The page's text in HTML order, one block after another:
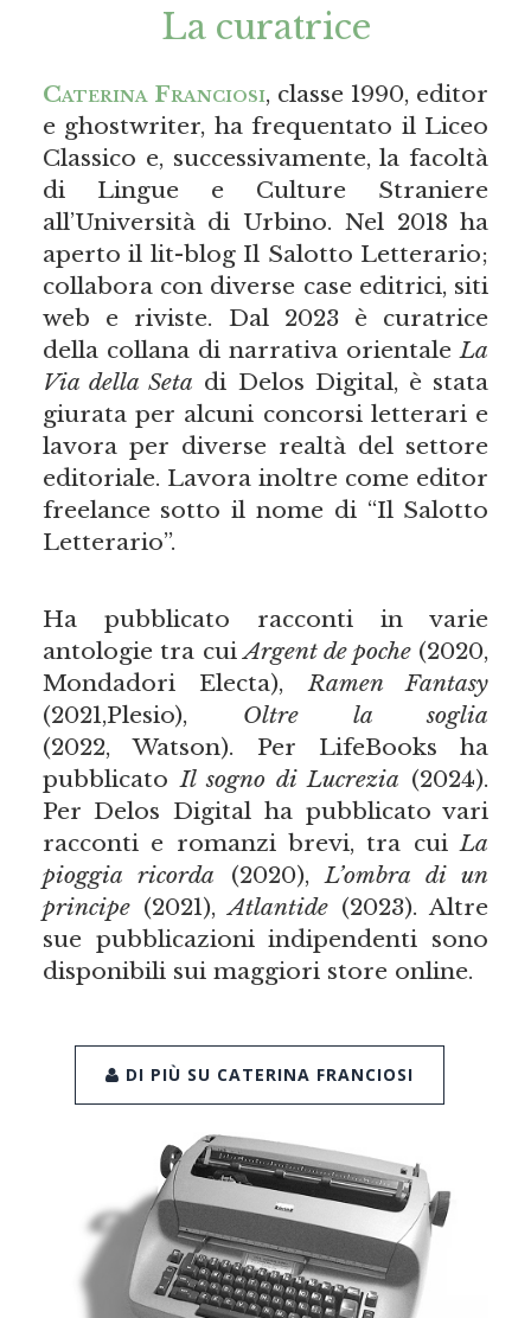
La curatrice
Caterina Franciosi, classe 1990, editor
e ghostwriter, ha frequentato il Liceo
Classico e, successivamente, la facoltà
di Lingue e Culture Straniere
all’Università di Urbino. Nel 2018 ha
aperto il lit-blog Il Salotto Letterario;
collabora con diverse case editrici, siti
web e riviste. Dal 2023 è curatrice
della collana di narrativa orientaleLa
Via della Seta di Delos Digital, è stata
giurata per alcuni concorsi letterari e
lavora per diverse realtà del settore
editoriale. Lavora inoltre come editor
freelance sotto il nome di “Il Salotto
Letterario”.
Ha pubblicato racconti in varie
antologie tra cuiArgent de poche(2020,
Mondadori Electa),Ramen Fantasy
(2021,Plesio), Oltre la soglia
(2022, Watson). Per LifeBooks ha
pubblicatoIl sogno di Lucrezia (2024).
Per Delos Digital ha pubblicato vari
racconti e romanzi brevi, tra cuiLa
pioggia ricorda (2020),L’ombra di un
principe(2021),Atlantide (2023). Altre
sue pubblicazioni indipendenti sono
disponibili sui maggiori store online.
DI PIÙ SU CATERINA FRANCIOSI